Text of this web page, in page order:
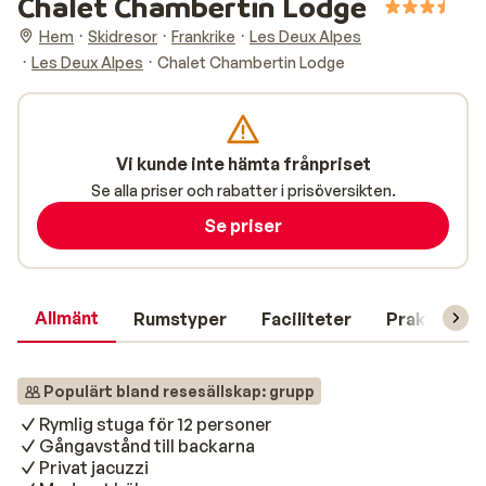
Hem Skidresor Frankrike
Les Deux Alpes
Les Deux Alpes
Chalet Chambertin Lodge
Allmänt Rumstyper Faciliteter Praktisk
Populärt bland resesällskap: grupp
Rymlig stuga för 12 personer
Gångavstånd till backarna
Privat jacuzzi
Vi kunde inte hämta frånpriset
Se alla priser och rabatter i prisöversikten.
Se priser